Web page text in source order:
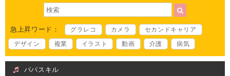
急上昇ワード： グラレコ カメラ
セカンドキャリア
デザイン
複業 イラスト 動画 介護 病気
パパスキル